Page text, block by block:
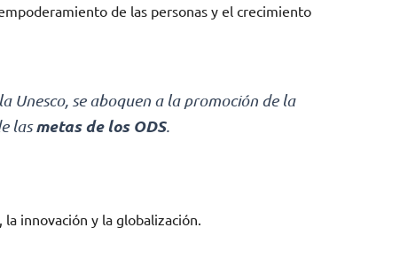
de las personas y el crecimiento
Unesco, se aboquen a la promoción de la
lasmetas de los ODS.
innovación y la globalización.